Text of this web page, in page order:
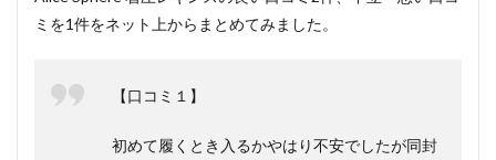
ミを1件をネット上からまとめてみました。
【口コミ１】
初めて履くとき入るかやはり不安でしたが同封